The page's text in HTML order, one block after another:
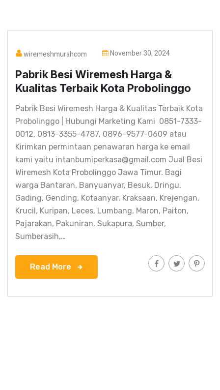
wiremeshmurahcom November 30, 2024
Pabrik Besi Wiremesh Harga &
Kualitas Terbaik Kota Probolinggo
Pabrik Besi Wiremesh Harga & Kualitas Terbaik Kota
Probolinggo | Hubungi Marketing Kami 0851-7333-
0012, 0813-3355-4787, 0896-9577-0609 atau
Kirimkan permintaan penawaran harga ke email
kami yaitu intanbumiperkasa@gmail.com Jual Besi
Wiremesh Kota Probolinggo Jawa Timur. Bagi
warga Bantaran, Banyuanyar, Besuk, Dringu,
Gading, Gending, Kotaanyar, Kraksaan, Krejengan,
Krucil, Kuripan, Leces, Lumbang, Maron, Paiton,
Pajarakan, Pakuniran, Sukapura, Sumber,
Sumberasih,…
Read More